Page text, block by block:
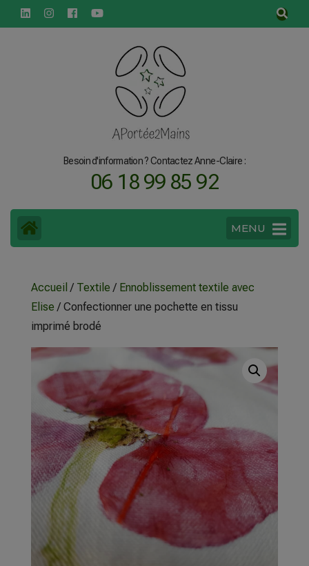
principal
Besoin d'information ? Contactez Anne-Claire :
06 18 99 85 92
MENU
Accueil / Textile / Ennoblissement textile avec
Elise / Confectionner une pochette en tissu
imprimé brodé